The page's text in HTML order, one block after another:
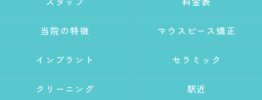
当院の特徴 マウスピース矯正
インプラント セラミック
クリーニング 駅近